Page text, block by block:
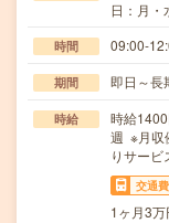
日：月・
時間 09:00-
期間 即日～
時給
時給
週 ※月収
りサービ
交通費
1ヶ月3